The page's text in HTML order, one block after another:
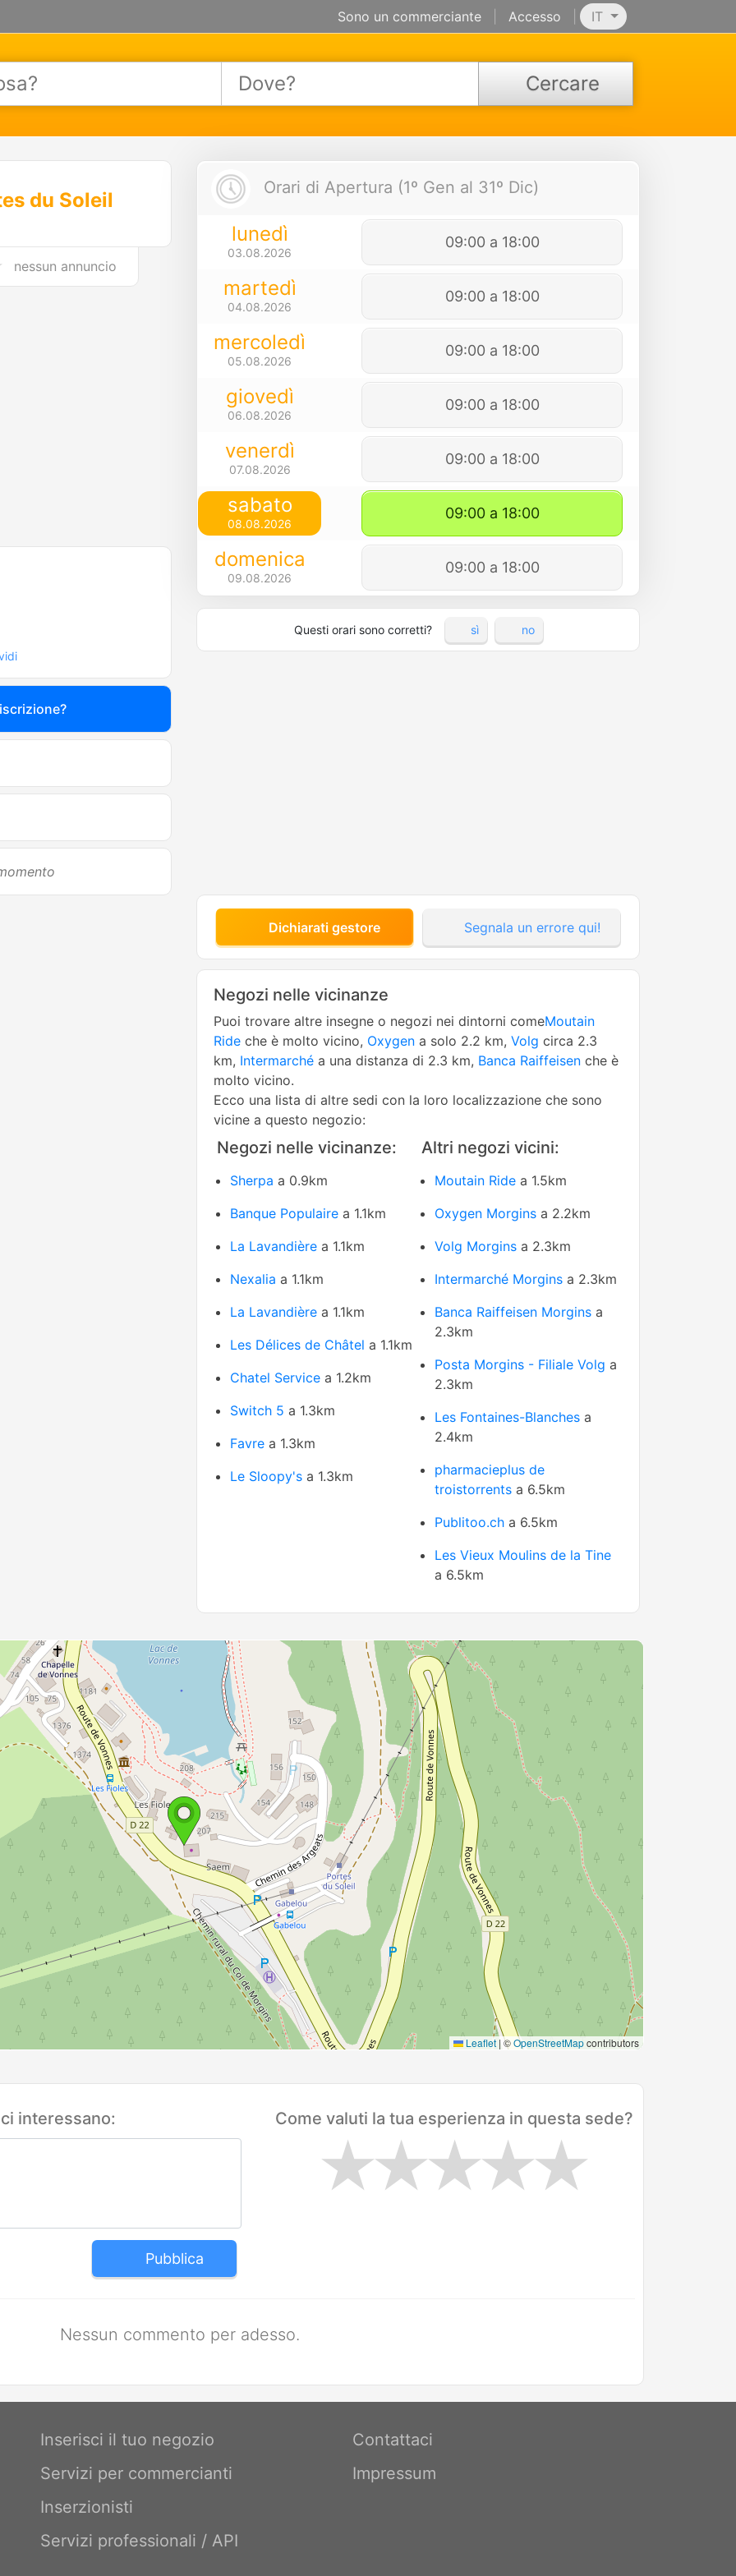
Sono un commerciante Accesso IT
Cercare
du Soleil
nessun annuncio
Orari di Apertura (1º Gen al 31º Dic)
lunedì
03.08.2026
09:00 a 18:00
martedì
04.08.2026
09:00 a 18:00
mercoledì
05.08.2026
09:00 a 18:00
giovedì
06.08.2026
09:00 a 18:00
venerdì
07.08.2026
09:00 a 18:00
sabato
08.08.2026
09:00 a 18:00
domenica
09.08.2026
09:00 a 18:00
Questi orari sono corretti? sì no
Dichiarati gestore Segnala un errore qui!
Negozi nelle vicinanze
Puoi trovare altre insegne o negozi nei dintorni comeMoutain
Ride che è molto vicino, Oxygen a solo 2.2 km, Volg circa 2.3
km, Intermarché a una distanza di 2.3 km, Banca Raiffeisen che è
molto vicino.
Ecco una lista di altre sedi con la loro localizzazione che sono
vicine a questo negozio:
Negozi nelle vicinanze:
Sherpa a 0.9km
Banque Populaire a 1.1km
La Lavandière a 1.1km
Nexalia a 1.1km
La Lavandière a 1.1km
Les Délices de Châtel a 1.1km
Chatel Service a 1.2km
Switch 5 a 1.3km
Favre a 1.3km
Le Sloopy's a 1.3km
Altri negozi vicini:
Moutain Ride a 1.5km
Oxygen Morgins a 2.2km
Volg Morgins a 2.3km
Intermarché Morgins a 2.3km
Banca Raiffeisen Morgins a
2.3km
Posta Morgins - Filiale Volg a
2.3km
Les Fontaines-Blanches a
2.4km
pharmacieplus de
troistorrents a 6.5km
Publitoo.ch a 6.5km
Les Vieux Moulins de la Tine
a 6.5km
Leaflet | ©OpenStreetMapcontributors
Come valuti la tua esperienza in questa sede?
interessano:
Pubblica
Nessun commento per adesso.
Inserisci il tuo negozio
Servizi per commercianti
Inserzionisti
Servizi professionali / API
Contattaci
Impressum